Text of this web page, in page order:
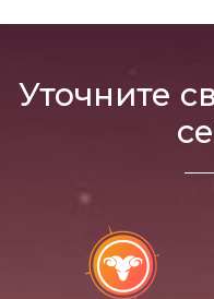
Уточните